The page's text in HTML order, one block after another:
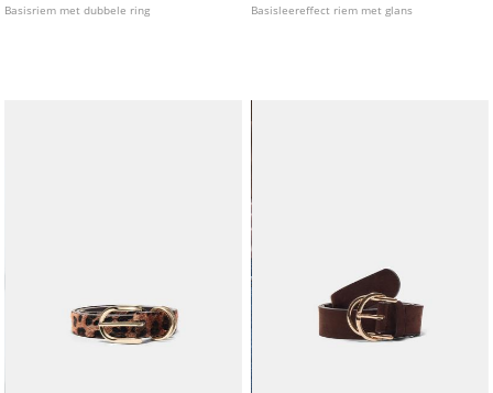
Basisriem met dubbele ring Basisleereffect riem met glans